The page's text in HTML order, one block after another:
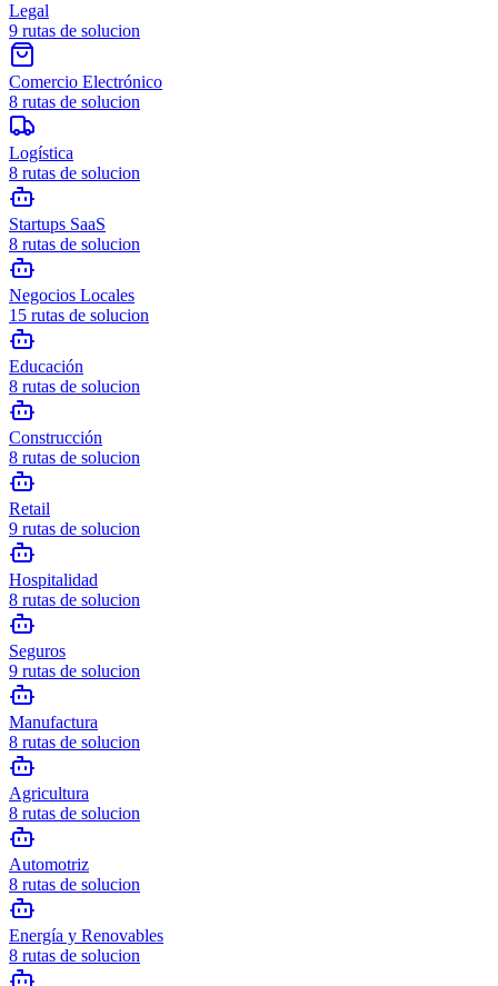
Legal
9 rutas de solucion
Comercio Electrónico
8 rutas de solucion
Logística
8 rutas de solucion
Startups SaaS
8 rutas de solucion
Negocios Locales
15 rutas de solucion
Educación
8 rutas de solucion
Construcción
8 rutas de solucion
Retail
9 rutas de solucion
Hospitalidad
8 rutas de solucion
Seguros
9 rutas de solucion
Manufactura
8 rutas de solucion
Agricultura
8 rutas de solucion
Automotriz
8 rutas de solucion
Energía y Renovables
8 rutas de solucion